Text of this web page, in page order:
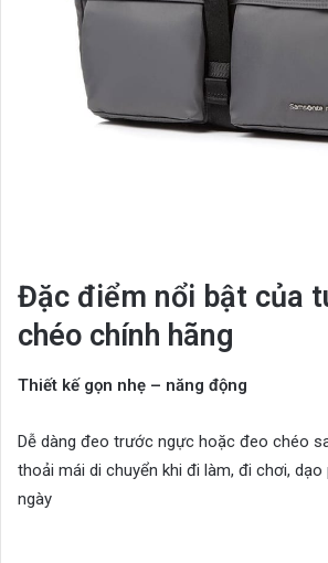
Đặc điểm nổi bật của
chéo chính hãng
Thiết kế gọn nhẹ – năng động
Dễ dàng đeo trước ngực hoặc đeo chéo
thoải mái di chuyển khi đi làm, đi chơi, dạo
ngày